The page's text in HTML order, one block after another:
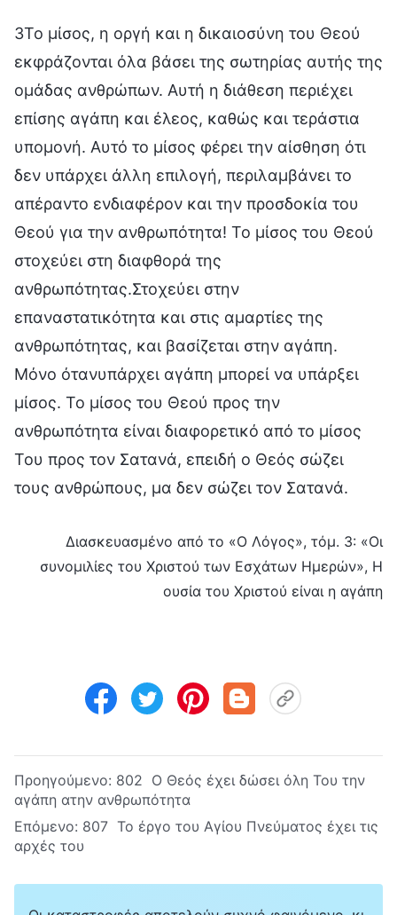
3Το μίσος, η οργή και η δικαιοσύνη του Θεού
εκφράζονται όλα βάσει της σωτηρίας αυτής της
ομάδας ανθρώπων. Αυτή η διάθεση περιέχει
επίσης αγάπη και έλεος, καθώς και τεράστια
υπομονή. Αυτό το μίσος φέρει την αίσθηση ότι
δεν υπάρχει άλλη επιλογή, περιλαμβάνει το
απέραντο ενδιαφέρον και την προσδοκία του
Θεού για την ανθρωπότητα! Το μίσος του Θεού
στοχεύει στη διαφθορά της
ανθρωπότητας.Στοχεύει στην
επαναστατικότητα και στις αμαρτίες της
ανθρωπότητας, και βασίζεται στην αγάπη.
Μόνο ότανυπάρχει αγάπη μπορεί να υπάρξει
μίσος. Το μίσος του Θεού προς την
ανθρωπότητα είναι διαφορετικό από το μίσος
Του προς τον Σατανά, επειδή ο Θεός σώζει
τους ανθρώπους, μα δεν σώζει τον Σατανά.
Διασκευασμένο από το «Ο Λόγος», τόμ. 3: «Οι
συνομιλίες του Χριστού των Εσχάτων Ημερών», Η
ουσία του Χριστού είναι η αγάπη
Προηγούμενο: 802 Ο Θεός έχει δώσει όλη Του την
αγάπη ατην ανθρωπότητα
Επόμενο: 807 Το έργο του Αγίου Πνεύματος έχει τις
αρχές του